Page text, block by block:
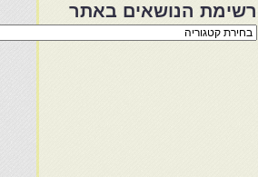
רשימת הנושאים באתר
רשימת
הנושאים